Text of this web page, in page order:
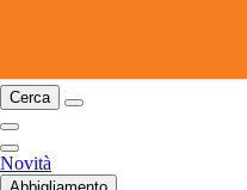
Cerca
Novità